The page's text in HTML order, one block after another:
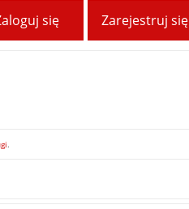
Zarejestruj się
się
.